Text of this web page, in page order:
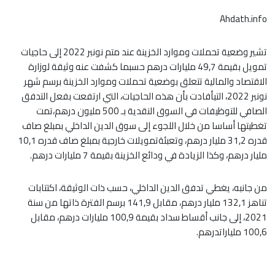
Ahdath.info
تشير وضعية تحملات وموارد الخزينة عند متم نونبر 2022 إلى حاجيات
تمويل بقيمة 49,7 مليارات درهم حسبما كشفت عنه وثيقة لوزارة
الاقتصاد والمالية تتعلق بوضعية تحملات وموارد الخزينة برسم شهر
نونبر 2022، التيأفادت بأن هذه الحاجيات، التي ارتفعت بفعل التدفق
الصافي للتوظيفات في السوق النقدية بـ 500 مليون درهم،تمت
تغطيتها أساسا من خلال اللجوء إلى سوق الدين الداخلي بمبلغ صاف
قدره 31,2 مليار درهم، وتعبئةتمويلات خارجية بمبلغ صاف قدره 10,1
مليار درهم، وكذا الزيادة في ودائع الخزينة بقيمة 7 مليارات درهم.
من جانبه، يغطي تدفق الدين الداخلي، حسب ذات الوثيقة، اكتتابات
تناهز 132,1 مليار درهم، مقابل 141,9 برسم الفترة ذاتها من سنة
2021، إلى جانب أقساط سداد بقيمة 100,9 مليارات درهم، مقابل
100,6 ملياراتدرهم.